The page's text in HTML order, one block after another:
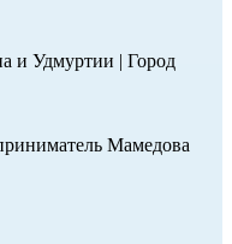
и Удмуртии | Город
Мамедова